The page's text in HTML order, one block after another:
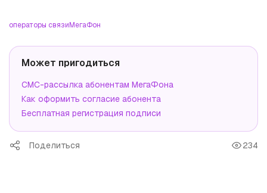
операторы связиМегаФон
Может пригодиться
СМС-рассылка абонентам МегаФона
Как оформить согласие абонента
Бесплатная регистрация подписи
Поделиться 234